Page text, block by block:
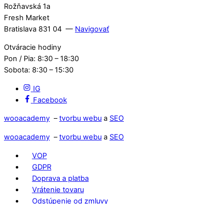
Rožňavská 1a
Fresh Market
Bratislava 831 04 — Navigovať
Otváracie hodiny
Pon / Pia: 8:30 – 18:30
Sobota: 8:30 – 15:30
IG
Facebook
wooacademy –tvorbu webu a SEO
wooacademy –tvorbu webu a SEO
VOP
GDPR
Doprava a platba
Vrátenie tovaru
Odstúpenie od zmluvy